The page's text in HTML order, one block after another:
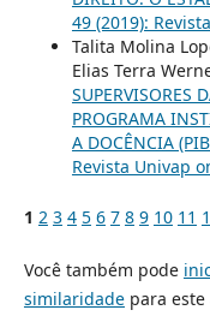
49 (2019):
Talita Molina
Elias Terra
SUPERVISORES
PROGRAMA
A DOCÊNCIA
Revista Univap
1 2 3 4 5 6 7 8 9 10 11
Você também pode
similaridadepara este